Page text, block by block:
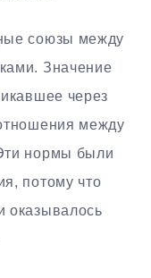
союзы между
Значение
через
между
нормы были
потому что
оказывалось